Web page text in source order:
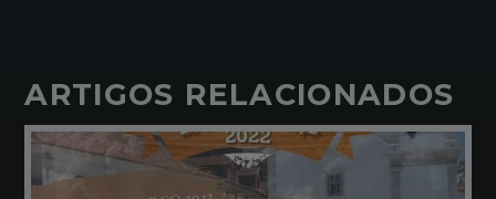
ARTIGOS RELACIONADOS